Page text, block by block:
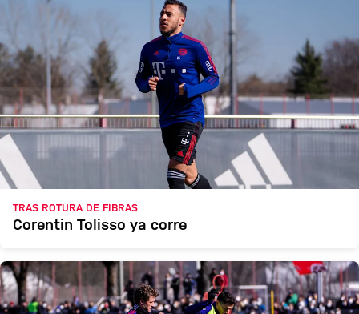
TRAS ROTURA DE FIBRAS
Corentin Tolisso ya corre